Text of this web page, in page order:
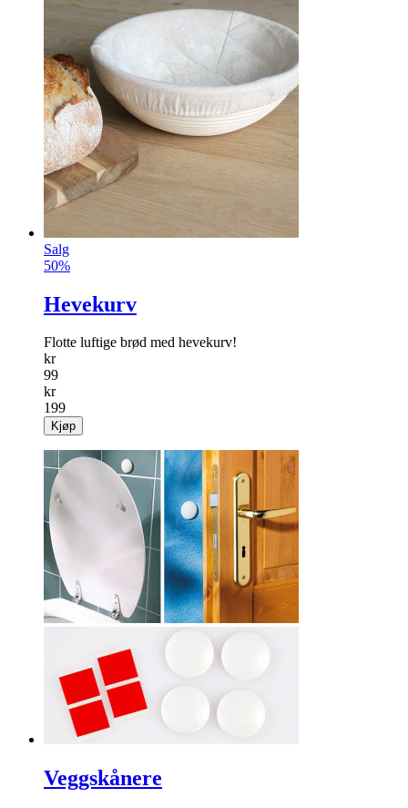
Salg
50%
Hevekurv
Flotte luftige brød med hevekurv!
kr
99
kr
199
Kjøp
Veggskånere